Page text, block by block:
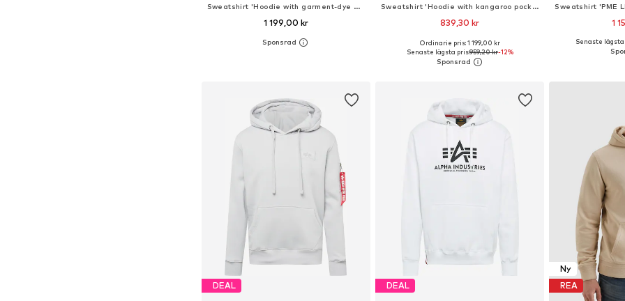
Sweatshirt 'Hoodie with garment-dye wash and artwork'
1 199,00 kr
Sweatshirt 'Hoodie with kangaroo pocket and badge'
839,30 kr
Lägg till i varukorgen
Ordinarie pris: 1 199,00 kr
Senaste lägsta pris:959,20 kr-12%
1
Tillgängliga
Senaste lägsta
DEAL DEAL
Ny
REA